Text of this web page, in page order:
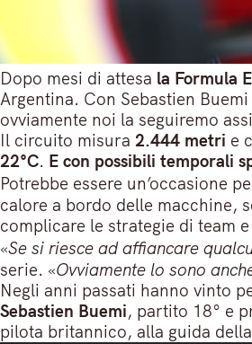
Dopo mesi di attesa la Formula
Argentina. Con Sebastien
ovviamente noi la seguiremo
Il circuito misura 2.444 metri e
22°C. E con possibili temporali
Potrebbe essere un’occasione
calore a bordo delle macchine,
complicare le strategie di team
«Se si riesce ad affiancare
serie. «Ovviamente lo sono
Negli anni passati hanno vinto
Sebastien Buemi, partito 18° e
pilota britannico, alla guida